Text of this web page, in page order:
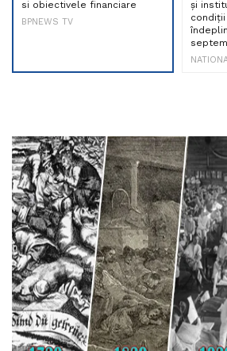
si obiectivele financiare
BPNEWS TV
și